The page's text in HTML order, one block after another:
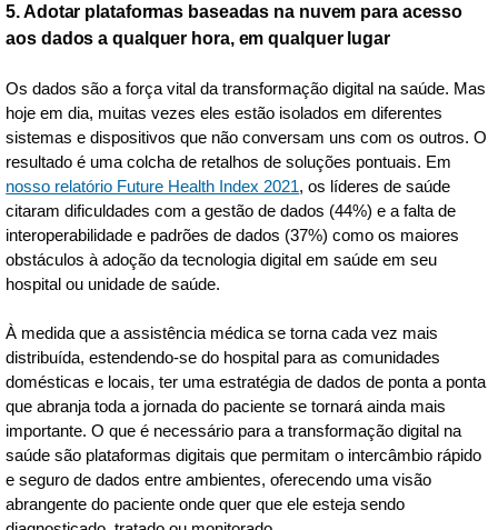
5. Adotar plataformas baseadas na nuvem para acesso
aos dados a qualquer hora, em qualquer lugar
Os dados são a força vital da transformação digital na saúde. Mas
hoje em dia, muitas vezes eles estão isolados em diferentes
sistemas e dispositivos que não conversam uns com os outros. O
resultado é uma colcha de retalhos de soluções pontuais. Em
nosso relatório Future Health Index 2021, os líderes de saúde
citaram dificuldades com a gestão de dados (44%) e a falta de
interoperabilidade e padrões de dados (37%) como os maiores
obstáculos à adoção da tecnologia digital em saúde em seu
hospital ou unidade de saúde.
À medida que a assistência médica se torna cada vez mais
distribuída, estendendo-se do hospital para as comunidades
domésticas e locais, ter uma estratégia de dados de ponta a ponta
que abranja toda a jornada do paciente se tornará ainda mais
importante. O que é necessário para a transformação digital na
saúde são plataformas digitais que permitam o intercâmbio rápido
e seguro de dados entre ambientes, oferecendo uma visão
abrangente do paciente onde quer que ele esteja sendo